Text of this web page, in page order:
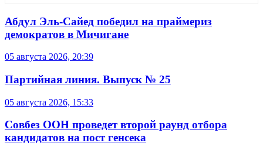
Абдул Эль-Сайед победил на праймериз
демократов в Мичигане
05 августа 2026, 20:39
Партийная линия. Выпуск № 25
05 августа 2026, 15:33
Совбез ООН проведет второй раунд отбора
кандидатов на пост генсека